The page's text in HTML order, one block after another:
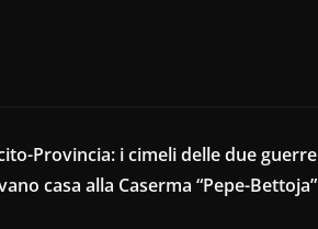
Provincia: i cimeli delle due guerre
casa alla Caserma “Pepe-Bettoja”